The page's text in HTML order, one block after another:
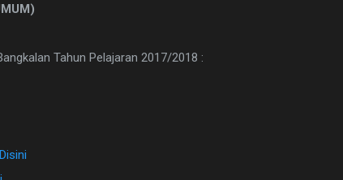
Tahun Pelajaran 2017/2018 :